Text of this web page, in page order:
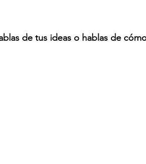
de tus ideas o hablas de